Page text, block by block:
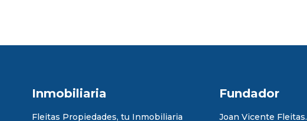
Inmobiliaria
Fleitas Propiedades, tu Inmobiliaria
Fundador
Joan Vicente Fleitas.